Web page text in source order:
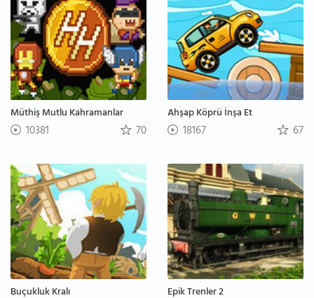
Müthiş Mutlu Kahramanlar
10381 70
Ahşap Köprü İnşa Et
18167 67
Buçukluk Kralı Epik Trenler 2